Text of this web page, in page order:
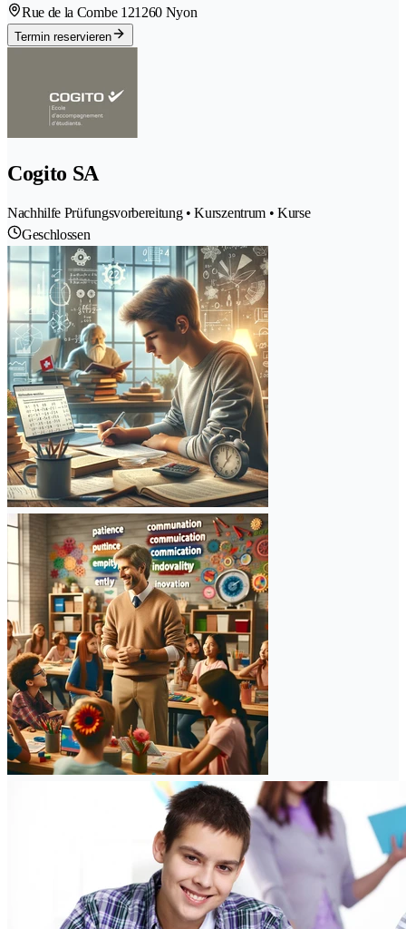
Rue de la Combe 121260 Nyon
Termin reservieren
Cogito SA
Nachhilfe Prüfungsvorbereitung • Kurszentrum • Kurse
Geschlossen